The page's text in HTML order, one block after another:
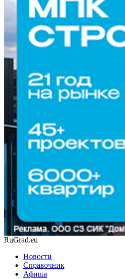
RuGrad.eu
Новости
Справочник
Афиша